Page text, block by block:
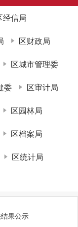
经信局
区财政局
区城市管理委
委 区审计局
区园林局
区档案局
区统计局
果公示